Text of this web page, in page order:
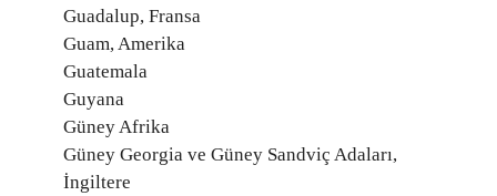
Guadalup, Fransa
Guam, Amerika
Guatemala
Guyana
Güney Afrika
Güney Georgia ve Güney Sandviç Adaları,
İngiltere